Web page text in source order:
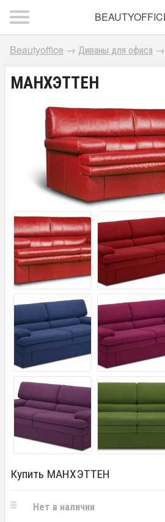
Beautyoffice → Диваны для офиса →
МАНХЭТТЕН
Купить МАНХЭТТЕН
Нет в наличии